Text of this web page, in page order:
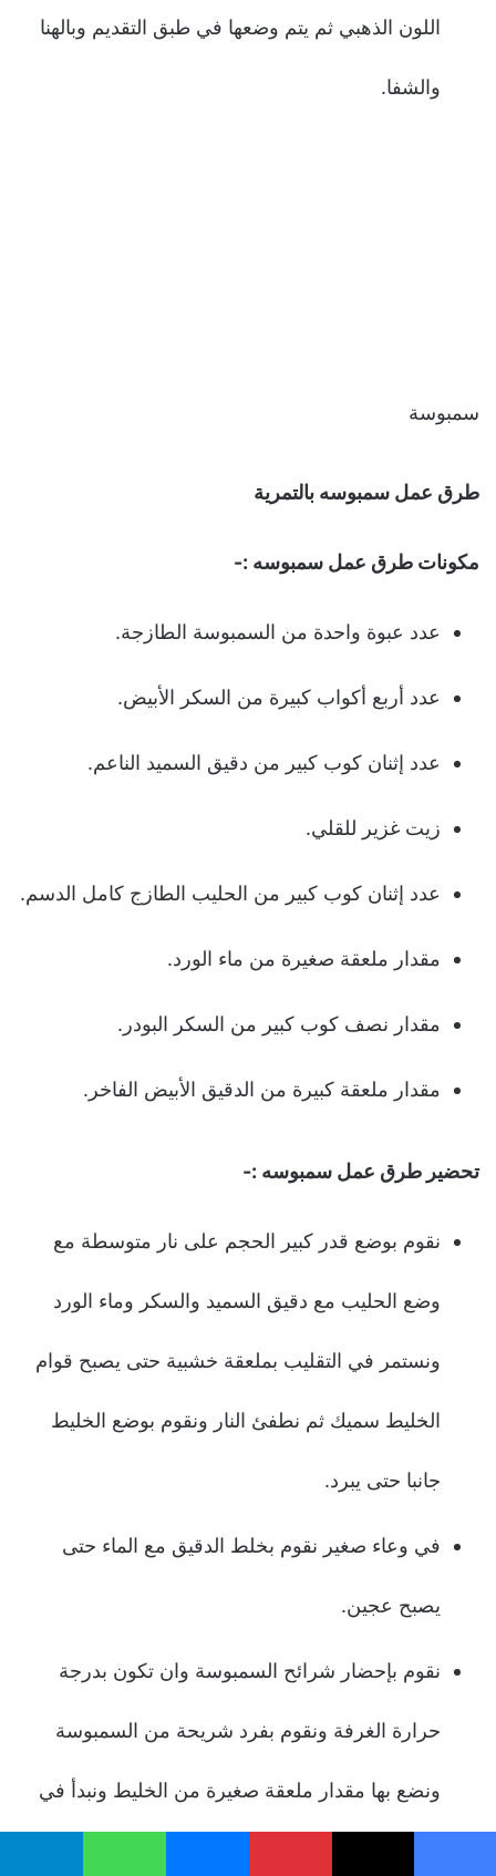
اللون الذهبي ثم يتم وضعها في طبق التقديم وبالهنا
والشفا.
سمبوسة
طرق عمل سمبوسه بالتمرية
مكونات طرق عمل سمبوسه :-
عدد عبوة واحدة من السمبوسة الطازجة.
عدد أربع أكواب كبيرة من السكر الأبيض.
عدد إثنان كوب كبير من دقيق السميد الناعم.
زيت غزير للقلي.
عدد إثنان كوب كبير من الحليب الطازج كامل الدسم.
مقدار ملعقة صغيرة من ماء الورد.
مقدار نصف كوب كبير من السكر البودر.
مقدار ملعقة كبيرة من الدقيق الأبيض الفاخر.
تحضير طرق عمل سمبوسه :-
نقوم بوضع قدر كبير الحجم على نار متوسطة مع
وضع الحليب مع دقيق السميد والسكر وماء الورد
ونستمر في التقليب بملعقة خشبية حتى يصبح قوام
الخليط سميك ثم نطفئ النار ونقوم بوضع الخليط
جانبا حتى يبرد.
في وعاء صغير نقوم بخلط الدقيق مع الماء حتى
يصبح عجين.
نقوم بإحضار شرائح السمبوسة وان تكون بدرجة
حرارة الغرفة ونقوم بفرد شريحة من السمبوسة
ونضع بها مقدار ملعقة صغيرة من الخليط ونبدأ في